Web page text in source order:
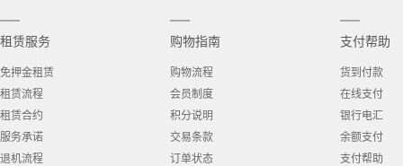
租赁服务
免押金租赁
租赁流程
租赁合约
服务承诺
退机流程
购物指南
购物流程
会员制度
积分说明
交易条款
订单状态
支付帮助
货到付款
在线支付
银行电汇
余额支付
支付帮助